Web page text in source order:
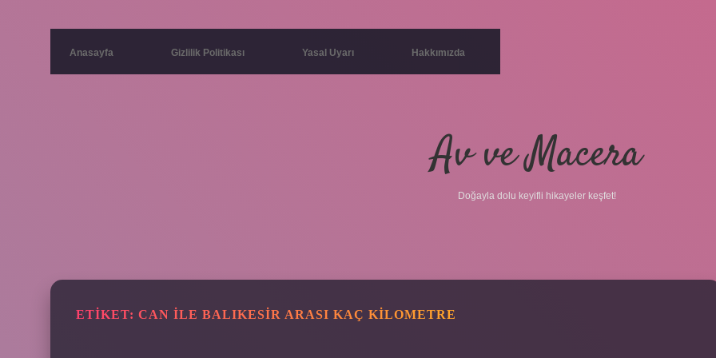
Anasayfa Gizlilik Politikası Yasal Uyarı Hakkımızda
Av ve Macera
Doğayla dolu keyifli hikayeler keşfet!
ETIKET: CAN ILE BALIKESIR ARASI KAÇ KILOMETRE